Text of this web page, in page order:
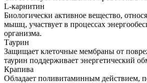
L-карнитин
Биологически активное вещество,
мышц, участвует в процессах
организма.
Таурин
Защищает клеточные мембраны от
таурин поддерживает энергетический
Крапива
Обладает поливитаминным действием,